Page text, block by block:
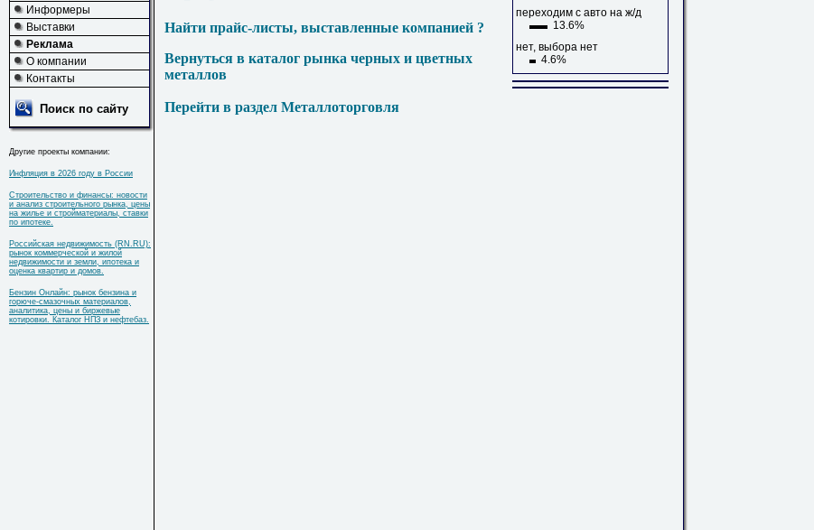
Информеры
Выставки
Реклама
О компании
Контакты
Поиск по сайту
Другие проекты компании:
Инфляция в 2026 году в России
Строительство и финансы: новости
и анализ строительного рынка, цены
на жилье и стройматериалы, ставки
по ипотеке.
Российская недвижимость (RN.RU):
рынок коммерческой и жилой
недвижимости и земли, ипотека и
оценка квартир и домов.
Бензин Онлайн: рынок бензина и
горюче-смазочных материалов,
аналитика, цены и биржевые
котировки. Каталог НПЗ и нефтебаз.
Найти прайс-листы, выставленные компанией ?
Вернуться в каталог рынка черных и цветных
металлов
Перейти в раздел Металлоторговля
переходим с авто на ж/д
13.6%
нет, выбора нет
4.6%